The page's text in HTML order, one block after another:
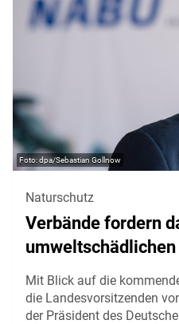
dpa/Sebastian Gollnow
Naturschutz
Verbände fordern
Mit Blick auf die
die Landesvorsitzenden
der Präsident des